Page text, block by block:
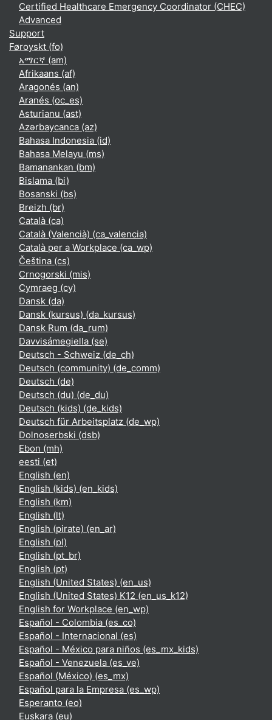
Certified Healthcare Emergency Coordinator (CHEC)
Advanced
Support
Føroyskt ‎(fo)‎
አማርኛ ‎(am)‎
Afrikaans ‎(af)‎
Aragonés ‎(an)‎
Aranés ‎(oc_es)‎
Asturianu ‎(ast)‎
Azərbaycanca ‎(az)‎
Bahasa Indonesia ‎(id)‎
Bahasa Melayu ‎(ms)‎
Bamanankan ‎(bm)‎
Bislama ‎(bi)‎
Bosanski ‎(bs)‎
Breizh ‎(br)‎
Català ‎(ca)‎
Català (Valencià) ‎(ca_valencia)‎
Català per a Workplace ‎(ca_wp)‎
Čeština ‎(cs)‎
Crnogorski ‎(mis)‎
Cymraeg ‎(cy)‎
Dansk ‎(da)‎
Dansk (kursus) ‎(da_kursus)‎
Dansk Rum ‎(da_rum)‎
Davvisámegiella ‎(se)‎
Deutsch - Schweiz ‎(de_ch)‎
Deutsch (community) ‎(de_comm)‎
Deutsch ‎(de)‎
Deutsch (du) ‎(de_du)‎
Deutsch (kids) ‎(de_kids)‎
Deutsch für Arbeitsplatz ‎(de_wp)‎
Dolnoserbski ‎(dsb)‎
Ebon ‎(mh)‎
eesti ‎(et)‎
English ‎(en)‎
English (kids) ‎(en_kids)‎
English ‎(km)‎
English ‎(lt)‎
English (pirate) ‎(en_ar)‎
English ‎(pl)‎
English ‎(pt_br)‎
English ‎(pt)‎
English (United States) ‎(en_us)‎
English (United States) K12 ‎(en_us_k12)‎
English for Workplace ‎(en_wp)‎
Español - Colombia ‎(es_co)‎
Español - Internacional ‎(es)‎
Español - México para niños ‎(es_mx_kids)‎
Español - Venezuela ‎(es_ve)‎
Español (México) ‎(es_mx)‎
Español para la Empresa ‎(es_wp)‎
Esperanto ‎(eo)‎
Euskara ‎(eu)‎